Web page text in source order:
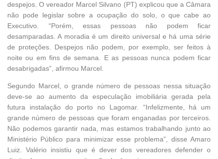
despejos. O vereador Marcel Silvano (PT) explicou que a Câmara
não pode legislar sobre a ocupação do solo, o que cabe ao
Executivo. “Porém, essas pessoas não podem ficar
desamparadas. A moradia é um direito universal e há uma série
de proteções. Despejos não podem, por exemplo, ser feitos à
noite ou em fins de semana. E as pessoas nunca podem ficar
desabrigadas”, afirmou Marcel.
Segundo Marcel, o grande número de pessoas nessa situação
deve-se ao aumento da especulação imobiliária gerada pela
futura instalação do porto no Lagomar. “Infelizmente, há um
grande número de pessoas que foram enganadas por terceiros.
Não podemos garantir nada, mas estamos trabalhando junto ao
Ministério Público para minimizar esse problema”, disse Amaro
Luiz. Valério insistiu que é dever dos vereadores defender o